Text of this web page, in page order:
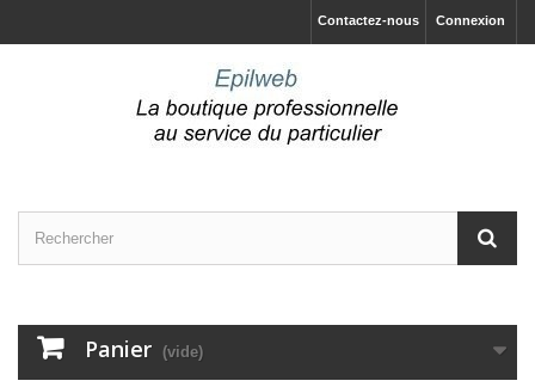
Connexion
Contactez-nous
Panier (vide)